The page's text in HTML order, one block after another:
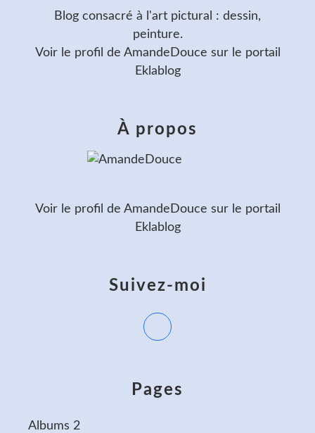
Pages
Albums 2
Blog consacré à l'art pictural : dessin,
peinture.
Voir le profil de AmandeDouce sur le portail
Eklablog
Suivez-moi
À propos
Voir le profil de AmandeDouce sur le portail
Eklablog